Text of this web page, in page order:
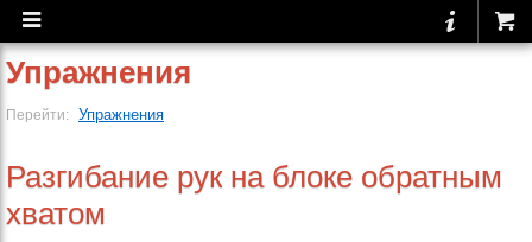
Упражнения
Перейти: Упражнения
Разгибание рук на блоке обратным
хватом